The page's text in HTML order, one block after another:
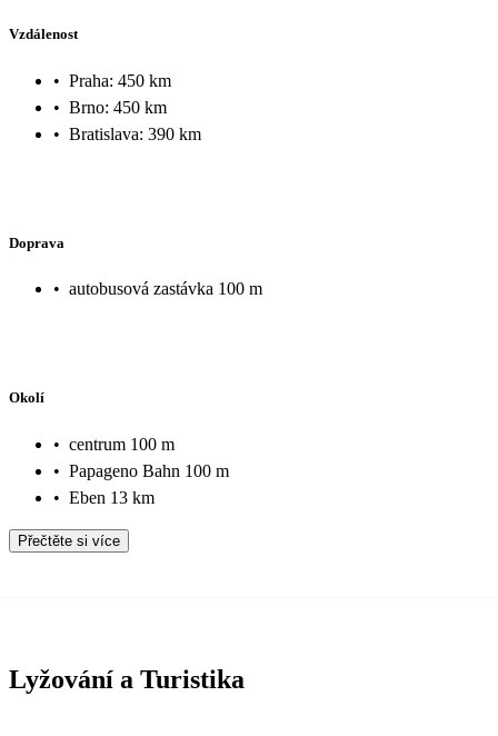
Vzdálenost
• Praha: 450 km
• Brno: 450 km
• Bratislava: 390 km
Doprava
• autobusová zastávka 100 m
Okolí
• centrum 100 m
• Papageno Bahn 100 m
• Eben 13 km
Přečtěte si více
Lyžování a Turistika